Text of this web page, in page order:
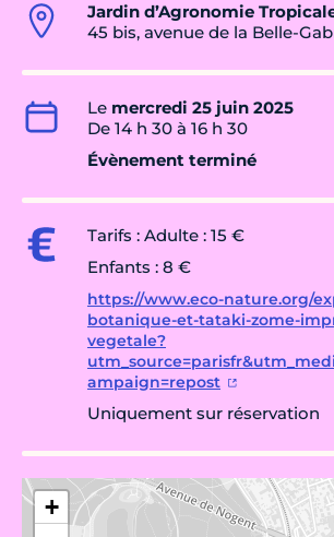
Jardin d’Agronomie
45 bis, avenue de la Belle-
Le mercredi 25 juin 2025
De 14 h 30 à 16 h 30
Évènement terminé
Tarifs : Adulte : 15 €
Enfants : 8 €
https://www.eco-nature.org/
botanique-et-tataki-zome-
vegetale?
ampaign=repost
Uniquement sur réservation
+